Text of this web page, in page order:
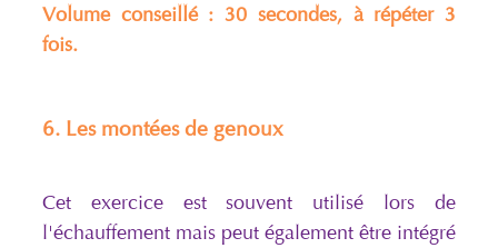
Volume conseillé : 30 secondes, à répéter 3
fois.
6. Les montées de genoux
Cet exercice est souvent utilisé lors de
l'échauffement mais peut également être intégré